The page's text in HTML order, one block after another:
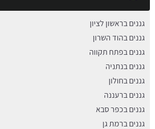
גננים בראשון לציון
גננים בהוד השרון
גננים בפתח תקווה
גננים בנתניה
גננים בחולון
גננים ברעננה
גננים בכפר סבא
גננים ברמת גן